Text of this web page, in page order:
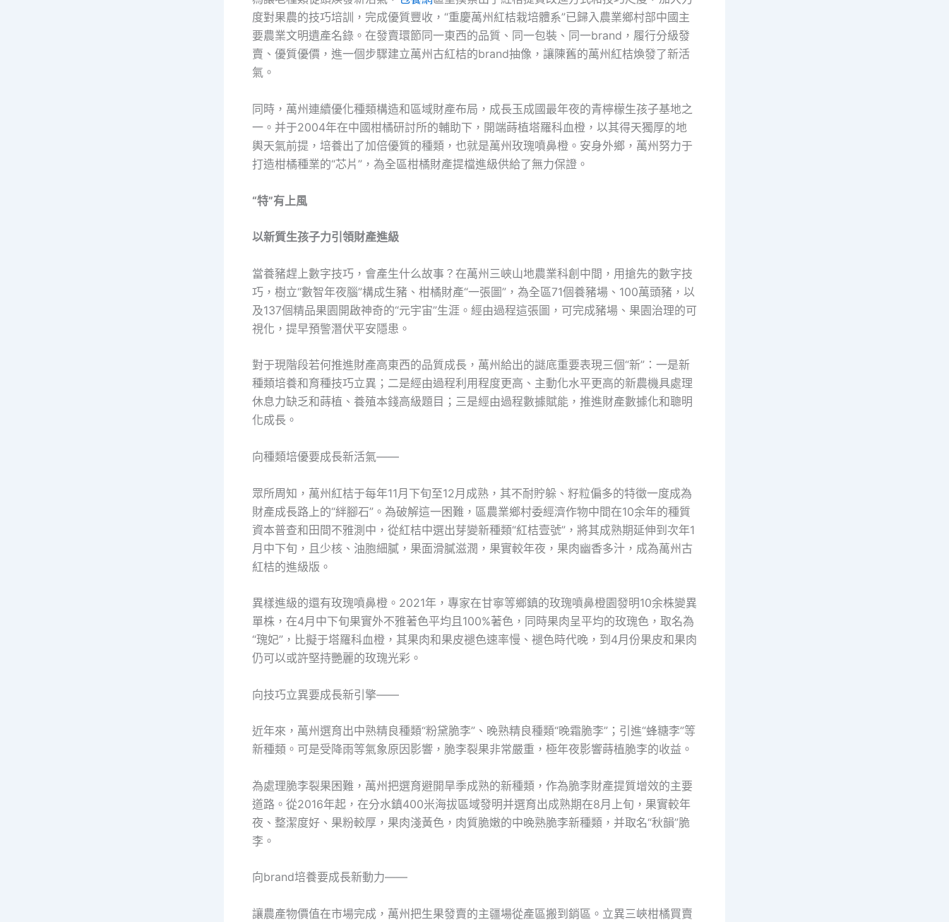
度對果農的技巧培訓，完成優質豐收，“重慶萬州紅桔栽培體系”已歸入農業鄉村部中國主
要農業文明遺產名錄。在發賣環節同一東西的品質、同一包裝、同一brand，履行分級發
賣、優質優價，進一個步驟建立萬州古紅桔的brand抽像，讓陳舊的萬州紅桔煥發了新活
氣。
同時，萬州連續優化種類構造和區域財產布局，成長玉成國最年夜的青檸檬生孩子基地之
一。并于2004年在中國柑橘研討所的輔助下，開端蒔植塔羅科血橙，以其得天獨厚的地
輿天氣前提，培養出了加倍優質的種類，也就是萬州玫瑰噴鼻橙。安身外鄉，萬州努力于
打造柑橘種業的“芯片”，為全區柑橘財產提檔進級供給了無力保證。
“特”有上風
以新質生孩子力引領財產進級
當養豬趕上數字技巧，會產生什么故事？在萬州三峽山地農業科創中間，用搶先的數字技
巧，樹立“數智年夜腦”構成生豬、柑橘財產“一張圖”，為全區71個養豬場、100萬頭豬，以
及137個精品果園開啟神奇的“元宇宙”生涯。經由過程這張圖，可完成豬場、果園治理的可
視化，提早預警潛伏平安隱患。
對于現階段若何推進財產高東西的品質成長，萬州給出的謎底重要表現三個“新”：一是新
種類培養和育種技巧立異；二是經由過程利用程度更高、主動化水平更高的新農機具處理
休息力缺乏和蒔植、養殖本錢高級題目；三是經由過程數據賦能，推進財產數據化和聰明
化成長。
向種類培優要成長新活氣——
眾所周知，萬州紅桔于每年11月下旬至12月成熟，其不耐貯躲、籽粒偏多的特徵一度成為
財產成長路上的“絆腳石”。為破解這一困難，區農業鄉村委經濟作物中間在10余年的種質
資本普查和田間不雅測中，從紅桔中選出芽變新種類“紅桔壹號”，將其成熟期延伸到次年1
月中下旬，且少核、油胞細膩，果面滑膩滋潤，果實較年夜，果肉幽香多汁，成為萬州古
紅桔的進級版。
異樣進級的還有玫瑰噴鼻橙。2021年，專家在甘寧等鄉鎮的玫瑰噴鼻橙園發明10余株變異
單株，在4月中下旬果實外不雅著色平均且100%著色，同時果肉呈平均的玫瑰色，取名為
“瑰妃”，比擬于塔羅科血橙，其果肉和果皮褪色速率慢、褪色時代晚，到4月份果皮和果肉
仍可以或許堅持艷麗的玫瑰光彩。
向技巧立異要成長新引擎——
近年來，萬州選育出中熟精良種類“粉黛脆李”、晚熟精良種類“晚霜脆李”；引進“蜂糖李”等
新種類。可是受降雨等氣象原因影響，脆李裂果非常嚴重，極年夜影響蒔植脆李的收益。
為處理脆李裂果困難，萬州把選育避開旱季成熟的新種類，作為脆李財產提質增效的主要
道路。從2016年起，在分水鎮400米海拔區域發明并選育出成熟期在8月上旬，果實較年
夜、整潔度好、果粉較厚，果肉淺黃色，肉質脆嫩的中晚熟脆李新種類，并取名“秋韻”脆
李。
向brand培養要成長新動力——
讓農產物價值在市場完成，萬州把生果發賣的主疆場從產區搬到銷區。立異三峽柑橘買賣